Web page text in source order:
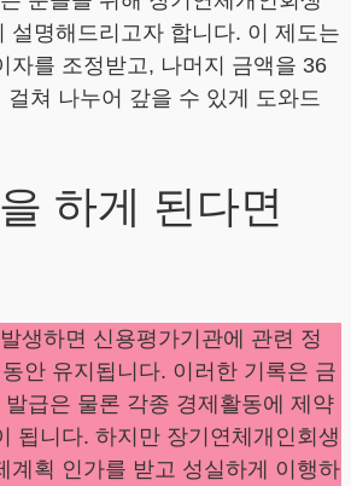
설명해드리고자 합니다. 이 제도는
자를 조정받고, 나머지 금액을 36
걸쳐 나누어 갚을 수 있게 도와드
하게 된다면
생하면 신용평가기관에 관련 정
안 유지됩니다. 이러한 기록은 금
급은 물론 각종 경제활동에 제약
됩니다. 하지만 장기연체개인회생
계획 인가를 받고 성실하게 이행하